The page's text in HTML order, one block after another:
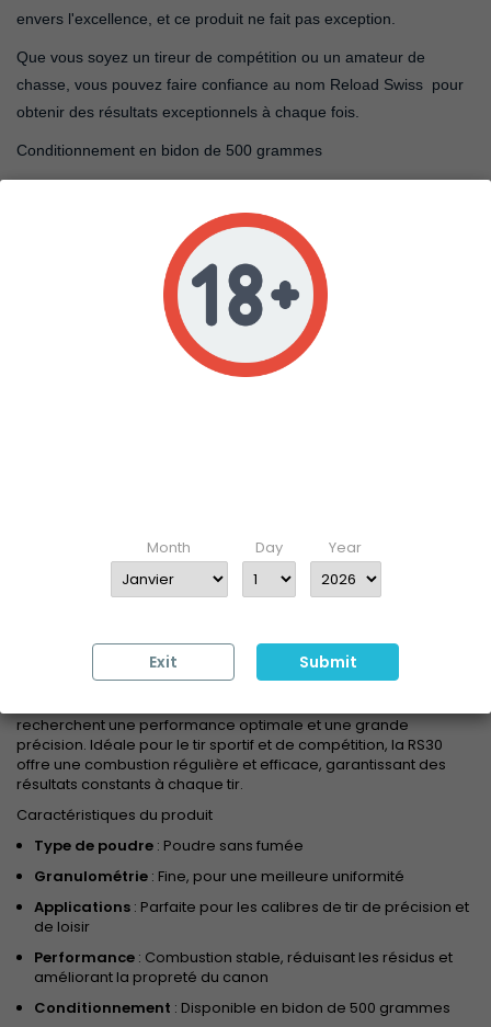
envers l'excellence, et ce produit ne fait pas exception.
Que vous soyez un tireur de compétition ou un amateur de
chasse, vous pouvez faire confiance au nom Reload Swiss pour
obtenir des résultats exceptionnels à chaque fois.
Conditionnement en bidon de 500 grammes
 Ajouter au panier
Rupture de Stock
Description
recherchent une performance optimale et une grande
précision. Idéale pour le tir sportif et de compétition, la RS30
offre une combustion régulière et efficace, garantissant des
résultats constants à chaque tir.
Caractéristiques du produit
Type de poudre : Poudre sans fumée
Granulométrie : Fine, pour une meilleure uniformité
Applications : Parfaite pour les calibres de tir de précision et
de loisir
Performance : Combustion stable, réduisant les résidus et
améliorant la propreté du canon
Conditionnement : Disponible en bidon de 500 grammes
Month Day Year
Exit Submit